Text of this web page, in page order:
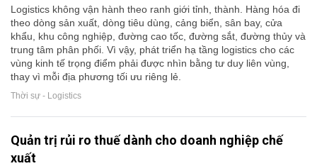
Logistics không vận hành theo ranh giới tỉnh, thành. Hàng hóa đi
theo dòng sản xuất, dòng tiêu dùng, cảng biển, sân bay, cửa
khẩu, khu công nghiệp, đường cao tốc, đường sắt, đường thủy và
trung tâm phân phối. Vì vậy, phát triển hạ tầng logistics cho các
vùng kinh tế trọng điểm phải được nhìn bằng tư duy liên vùng,
thay vì mỗi địa phương tối ưu riêng lẻ.
Thời sự - Logistics
Quản trị rủi ro thuế dành cho doanh nghiệp chế
xuất